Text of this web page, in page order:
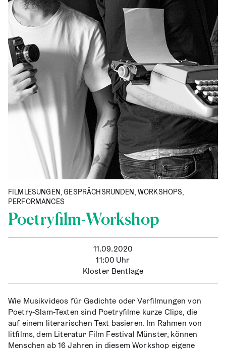
FILMLESUNGEN, GESPRÄCHSRUNDEN, WORKSHOPS,
PERFORMANCES
Poet­ry­film-Work­shop
11.09.2020
11:00 Uhr
Kloster Bentlage
Wie Musik­vi­de­os für Gedich­te oder Ver­fil­mun­gen von
Poet­ry-Slam-Tex­ten sind Poet­ry­fil­me kur­ze Clips, die
auf einem lite­ra­ri­schen Text basie­ren. Im Rah­men von
litfilms, dem Lite­ra­tur Film Fes­ti­val Müns­ter, kön­nen
Men­schen ab 16 Jah­ren in die­sem Work­shop eige­ne